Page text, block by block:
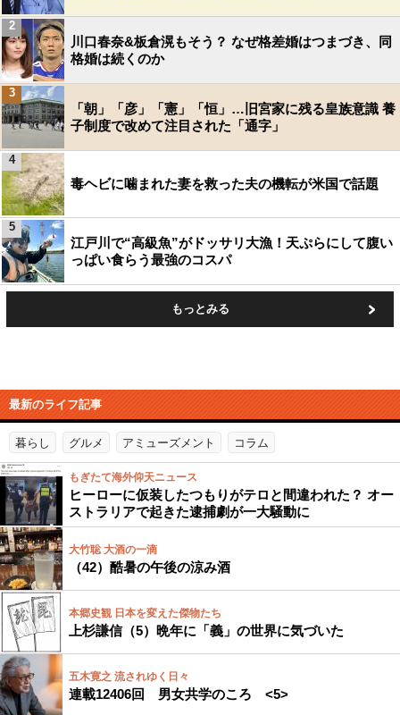
川口春奈&板倉滉もそう？ なぜ格差婚はつまづき、同
格婚は続くのか
2
「朝」「彦」「憲」「恒」…旧宮家に残る皇族意識 養
子制度で改めて注目された「通字」
3
毒ヘビに噛まれた妻を救った夫の機転が米国で話題
4
江戸川で“高級魚”がドッサリ大漁！天ぷらにして腹い
っぱい食らう最強のコスパ
5
もっとみる
最新のライフ記事
暮らし グルメ アミューズメント コラム
もぎたて海外仰天ニュース
ヒーローに仮装したつもりがテロと間違われた？ オー
ストラリアで起きた逮捕劇が一大騒動に
大竹聡 大酒の一滴
（42）酷暑の午後の涼み酒
本郷史観 日本を変えた傑物たち
上杉謙信（5）晩年に「義」の世界に気づいた
五木寛之 流されゆく日々
連載12406回 男女共学のころ <5>